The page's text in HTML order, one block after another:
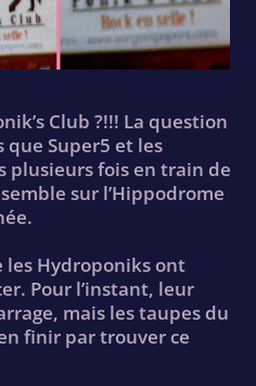
Club ?!!! La question
Super5 et les
plusieurs fois en train de
sur l’Hippodrome
les Hydroponiks ont
Pour l’instant, leur
mais les taupes du
finir par trouver ce